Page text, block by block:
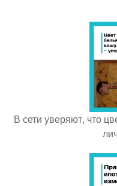
В сети уверяют, что